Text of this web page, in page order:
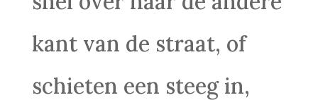
kant van de straat, of
schieten een steeg in,